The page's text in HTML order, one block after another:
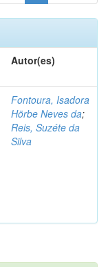
Autor(es)
Fontoura, Isadora
Hörbe Neves da;
Reis, Suzéte da
Silva